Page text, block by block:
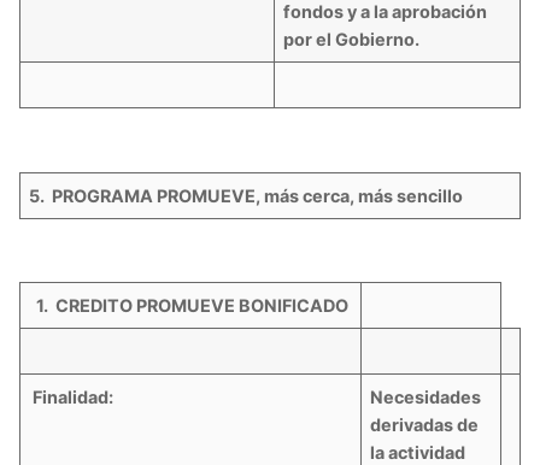
fondos y a la aprobación
por el Gobierno.
5. PROGRAMA PROMUEVE, más cerca, más sencillo
1. CREDITO PROMUEVE BONIFICADO
Finalidad:
Necesidades
derivadas de
la actividad